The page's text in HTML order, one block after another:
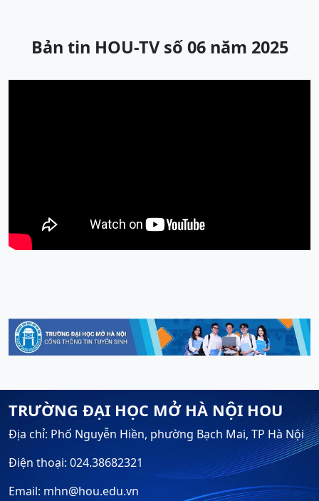
Bản tin HOU-TV số 06 năm 2025
TRƯỜNG ĐẠI HỌC MỞ HÀ NỘI HOU
Địa chỉ: Phố Nguyễn Hiền, phường Bạch Mai, TP Hà Nội
Điện thoại: 024.38682321
Email: mhn@hou.edu.vn